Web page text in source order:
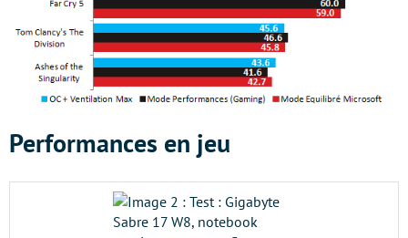
Performances en jeu